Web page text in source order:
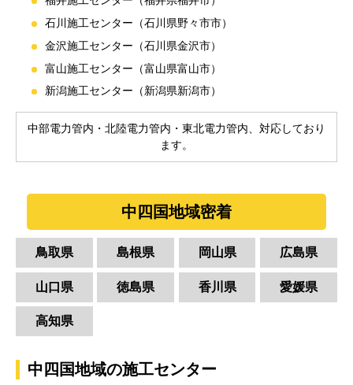
石川施工センター（石川県野々市市）
金沢施工センター（石川県金沢市）
富山施工センター（富山県富山市）
新潟施工センター（新潟県新潟市）
中部電力管内・北陸電力管内・東北電力管内、対応しており
ます。
中四国地域密着
鳥取県 島根県 岡山県 広島県
山口県 徳島県 香川県 愛媛県
高知県
中四国地域の施工センター